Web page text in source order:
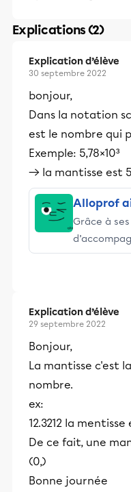
Explications (2)
Explication d’élève
30 septembre 2022
bonjour,
Dans la notation
est le nombre qui
Exemple: 5,78×10³
→ la mantisse est
Alloprof
Grâce à
stimulants,
Explication d’élève
29 septembre 2022
Bonjour,
La mantisse c'est
nombre.
ex:
12.3212 la mentisse
De ce fait, une
(0,)
Bonne journée